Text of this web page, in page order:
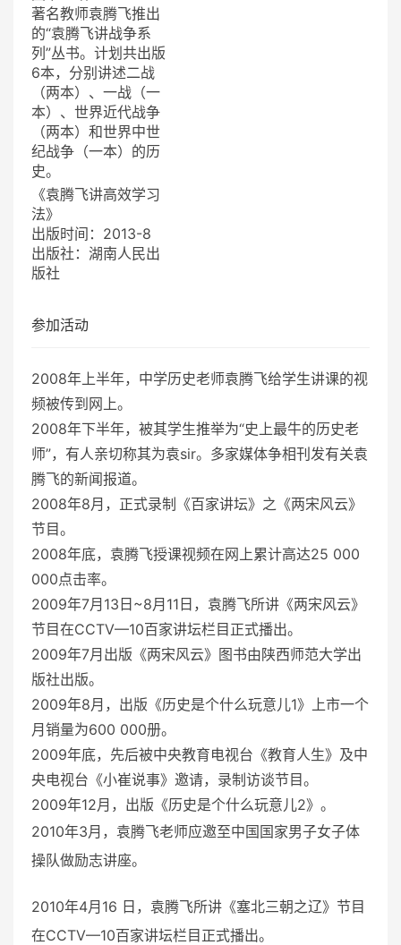
著名教师袁腾飞推出
的“袁腾飞讲战争系
列”丛书。计划共出版
6本，分别讲述二战
（两本）、一战（一
本）、世界近代战争
（两本）和世界中世
纪战争（一本）的历
史。
《袁腾飞讲高效学习
法》
出版时间：2013-8
出版社：湖南人民出
版社
参加活动
2008年上半年，中学历史老师袁腾飞给学生讲课的视
频被传到网上。
2008年下半年，被其学生推举为“史上最牛的历史老
师”，有人亲切称其为袁sir。多家媒体争相刊发有关袁
腾飞的新闻报道。
2008年8月，正式录制《百家讲坛》之《两宋风云》
节目。
2008年底，袁腾飞授课视频在网上累计高达25 000
000点击率。
2009年7月13日~8月11日，袁腾飞所讲《两宋风云》
节目在CCTV—10百家讲坛栏目正式播出。
2009年7月出版《两宋风云》图书由陕西师范大学出
版社出版。
2009年8月，出版《历史是个什么玩意儿1》上市一个
月销量为600 000册。
2009年底，先后被中央教育电视台《教育人生》及中
央电视台《小崔说事》邀请，录制访谈节目。
2009年12月，出版《历史是个什么玩意儿2》。
2010年3月，袁腾飞老师应邀至中国国家男子女子体
操队做励志讲座。
2010年4月16 日，袁腾飞所讲《塞北三朝之辽》节目
在CCTV—10百家讲坛栏目正式播出。